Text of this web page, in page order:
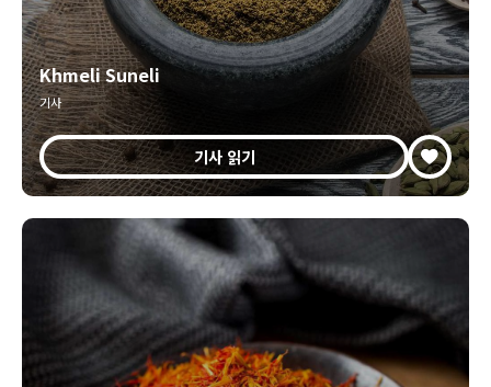
Khmeli Suneli
기사
기사 읽기